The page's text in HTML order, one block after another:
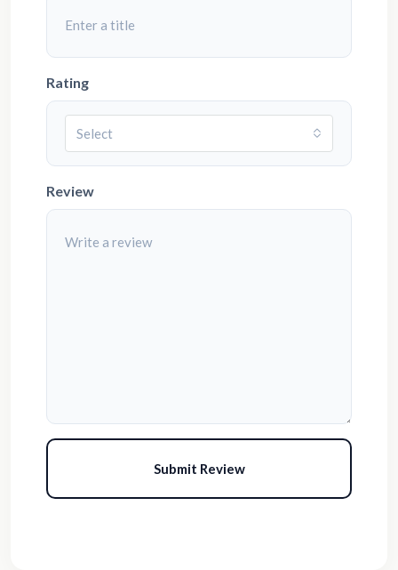
Rating
Select
Review
Submit Review